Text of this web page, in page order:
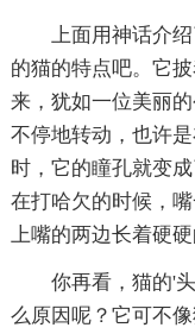
上面用神话介
的猫的特点吧。它
来，犹如一位美丽
不停地转动，也许
时，它的瞳孔就变
在打哈欠的时候，
上嘴的两边长着硬
你再看，猫的'
么原因呢？它可不